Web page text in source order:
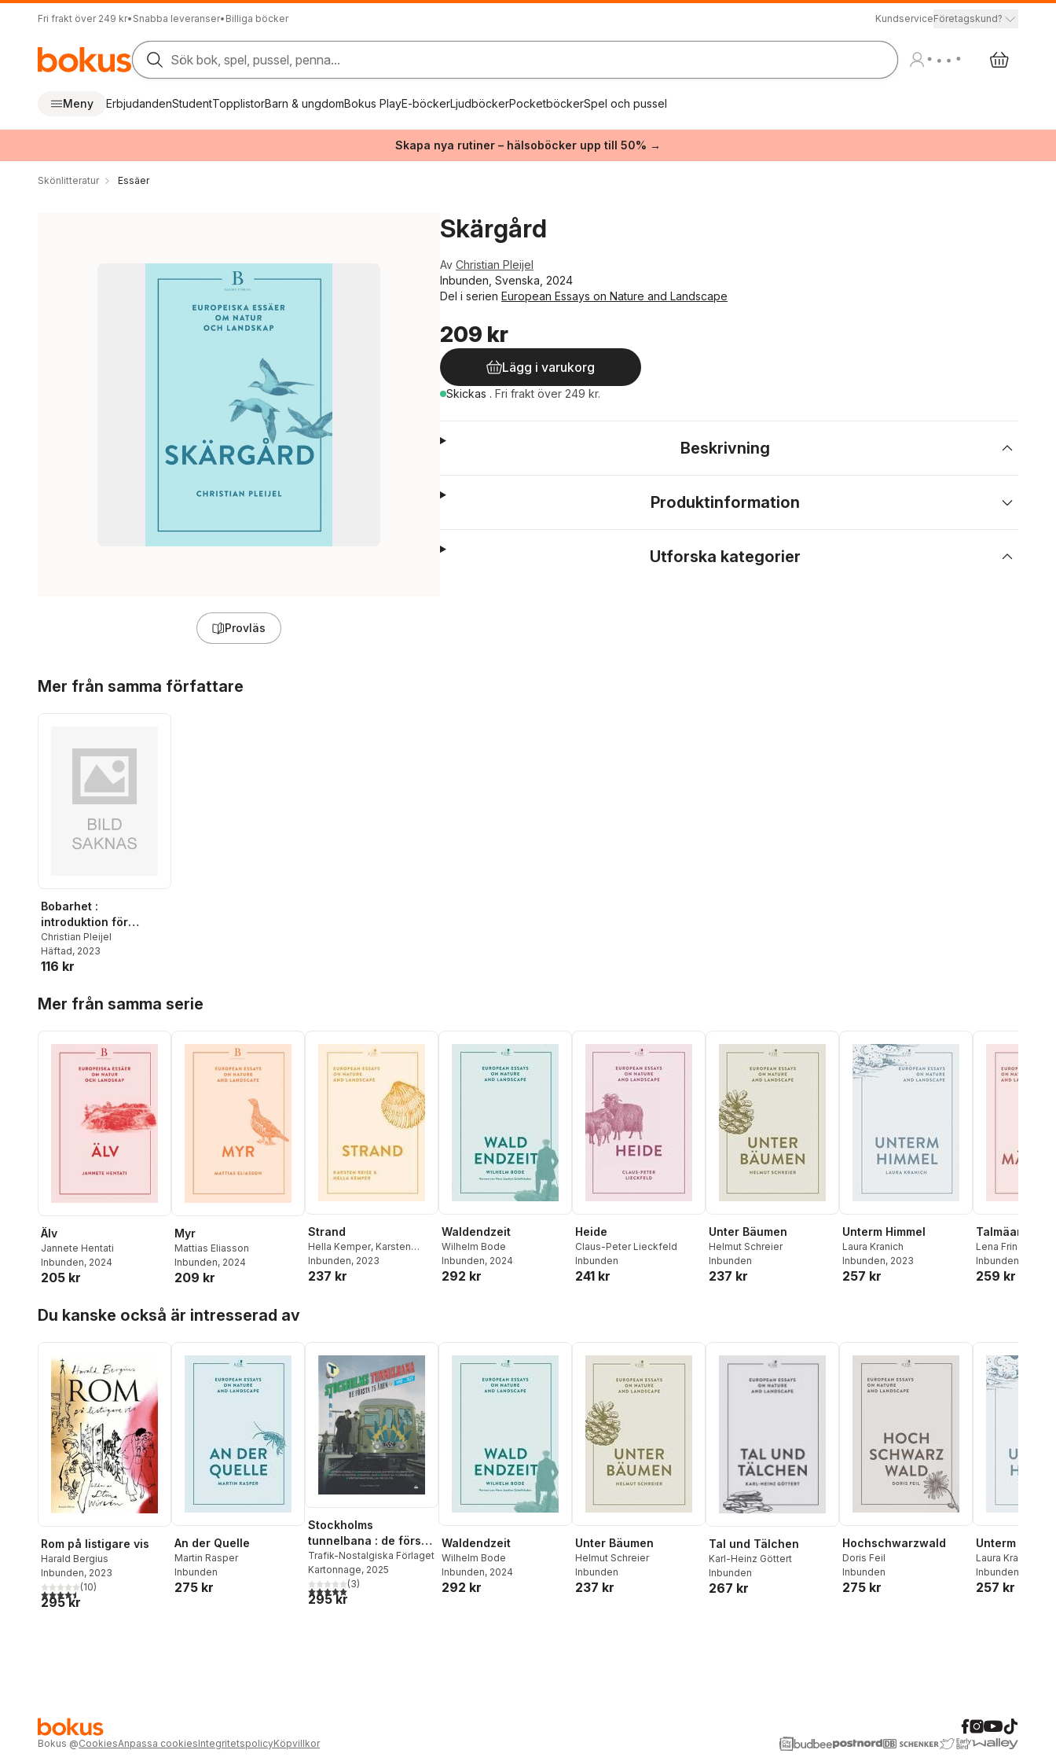
Fri frakt över 249 kr• Snabba leveranser• Billiga böcker KundserviceFöretagskund?
Sök bok, spel, pussel, penna...
Meny ErbjudandenStudentTopplistorBarn & ungdomBokus PlayE-böckerLjudböckerPocketböckerSpel och pussel
Skapa nya rutiner – hälsoböcker upp till 50% →
Skönlitteratur Essäer
Provläs
Skärgård
Av Christian Pleijel
Inbunden, Svenska, 2024
Del i serien European Essays on Nature and Landscape
209 kr
Lägg i varukorg
Skickas . Fri frakt över 249 kr.
Beskrivning
Produktinformation
Utforska kategorier
Mer från samma författare
Bobarhet :
introduktion för
medborgarforskare
Christian Pleijel
Häftad, 2023
116 kr
Mer från samma serie
Älv
Jannete Hentati
Inbunden, 2024
205 kr
Myr
Mattias Eliasson
Inbunden, 2024
209 kr
Strand
Hella Kemper, Karsten
Reise
Inbunden, 2023
237 kr
Waldendzeit
Wilhelm Bode
Inbunden, 2024
292 kr
Heide
Claus-Peter Lieckfeld
Inbunden
241 kr
Unter Bäumen
Helmut Schreier
Inbunden
237 kr
Unterm Himmel
Laura Kranich
Inbunden, 2023
257 kr
Talmäander
Lena Frings
Inbunden
259 kr
Du kanske också är intresserad av
Rom på listigare vis
Harald Bergius
Inbunden, 2023
4,5utav 5 stjärnor. Totalt antal röster:
(10)
295 kr
An der Quelle
Martin Rasper
Inbunden
275 kr
Stockholms
tunnelbana : de första
75 åren - 1950-2025
Trafik-Nostalgiska Förlaget
Kartonnage, 2025
5,0utav 5 stjärnor. Totalt antal röster:
(3)
295 kr
Waldendzeit
Wilhelm Bode
Inbunden, 2024
292 kr
Unter Bäumen
Helmut Schreier
Inbunden
237 kr
Tal und Tälchen
Karl-Heinz Göttert
Inbunden
267 kr
Hochschwarzwald
Doris Feil
Inbunden
275 kr
Unterm
Laura Kranich
Inbunden
257 kr
Bokus @CookiesAnpassa cookiesIntegritetspolicyKöpvillkor